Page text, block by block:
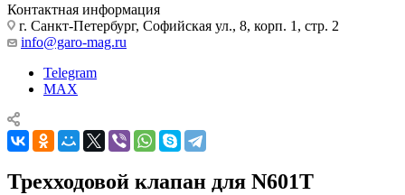
Контактная информация
г. Санкт-Петербург, Софийская ул., 8, корп. 1, стр. 2
info@garo-mag.ru
Telegram
MAX
Трехходовой клапан для N601T